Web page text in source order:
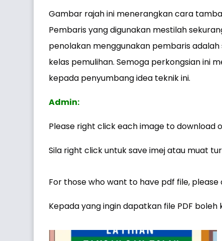
Gambar rajah ini menerangkan cara
Pembaris yang digunakan mestilah
penolakan menggunakan pembaris
kelas pemulihan. Semoga perkongsian ini
kepada penyumbang idea teknik ini.
Admin:
Please right click each image to download
Sila right click untuk save imej atau muat
For those who want to have pdf file,
Kepada yang ingin dapatkan file PDF boleh